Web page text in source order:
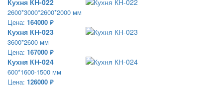
2600*3000*2600*2000 мм
Цена: 164000 ₽
Кухня КН-023
3600*2600 мм
Цена: 167000 ₽
Кухня КН-024
600*1600-1500 мм
Цена: 126000 ₽